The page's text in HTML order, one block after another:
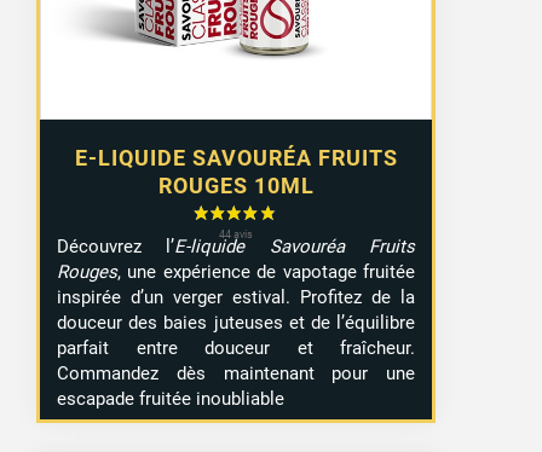
E-LIQUIDE SAVOURÉA FRUITS
ROUGES 10ML
Découvrez l’E-liquide Savouréa Fruits
Rouges, une expérience de vapotage fruitée
inspirée d’un verger estival. Profitez de la
douceur des baies juteuses et de l’équilibre
parfait entre douceur et fraîcheur.
Commandez dès maintenant pour une
escapade fruitée inoubliable